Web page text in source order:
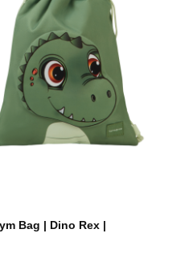
Bag | Dino Rex |